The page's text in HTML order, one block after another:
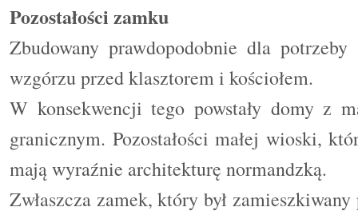
Pozostałości zamku
Zbudowany prawdopodobnie dla
wzgórzu przed klasztorem i kościołem.
W konsekwencji tego powstały domy z
granicznym. Pozostałości małej wioski,
mają wyraźnie architekturę normandzką.
Zwłaszcza zamek, który był